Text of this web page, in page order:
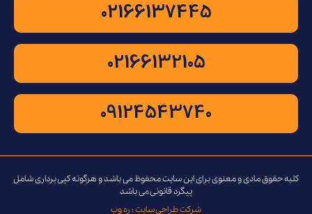
02166137445
02166132105
09124543740
کلیه حقوق مادی و معنوی برای این سایت محفوظ می باشد و هرگونه کپی برداری شامل
پیگرد قانونی می باشد
شرکت طراحی سایت : ره وب